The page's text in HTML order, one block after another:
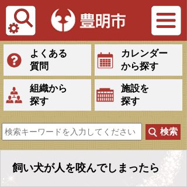
Tiếng Việt
よくある
質問
カレンダー
から探す
組織から
探す
施設を
探す
飼い犬が人を咬んでしまったら